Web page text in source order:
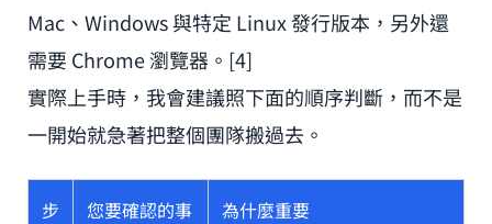
Mac、Windows 與特定 Linux 發行版本，另外還
需要 Chrome 瀏覽器。[4]
實際上手時，我會建議照下面的順序判斷，而不是
一開始就急著把整個團隊搬過去。
步
您要確認的事 為什麼重要